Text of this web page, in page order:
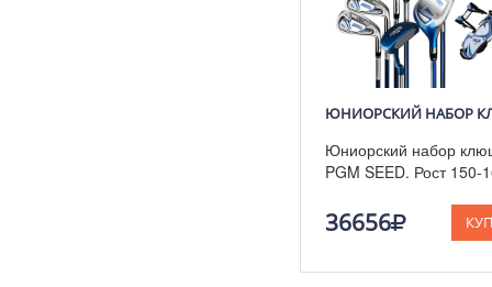
Юниорский набор
PGM SEED. Рост 150-
36656